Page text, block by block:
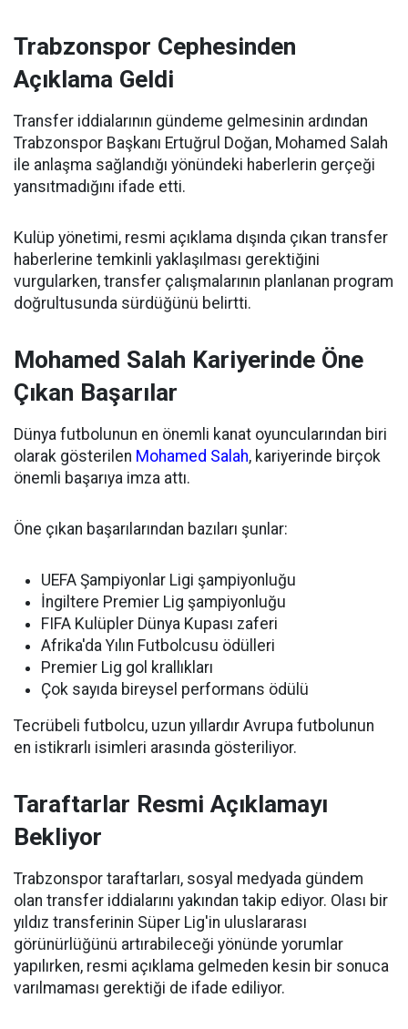
Trabzonspor Cephesinden
Açıklama Geldi
Transfer iddialarının gündeme gelmesinin ardından
Trabzonspor Başkanı Ertuğrul Doğan, Mohamed Salah
ile anlaşma sağlandığı yönündeki haberlerin gerçeği
yansıtmadığını ifade etti.
Kulüp yönetimi, resmi açıklama dışında çıkan transfer
haberlerine temkinli yaklaşılması gerektiğini
vurgularken, transfer çalışmalarının planlanan program
doğrultusunda sürdüğünü belirtti.
Mohamed Salah Kariyerinde Öne
Çıkan Başarılar
Dünya futbolunun en önemli kanat oyuncularından biri
olarak gösterilen Mohamed Salah, kariyerinde birçok
önemli başarıya imza attı.
Öne çıkan başarılarından bazıları şunlar:
UEFA Şampiyonlar Ligi şampiyonluğu
İngiltere Premier Lig şampiyonluğu
FIFA Kulüpler Dünya Kupası zaferi
Afrika'da Yılın Futbolcusu ödülleri
Premier Lig gol krallıkları
Çok sayıda bireysel performans ödülü
Tecrübeli futbolcu, uzun yıllardır Avrupa futbolunun
en istikrarlı isimleri arasında gösteriliyor.
Taraftarlar Resmi Açıklamayı
Bekliyor
Trabzonspor taraftarları, sosyal medyada gündem
olan transfer iddialarını yakından takip ediyor. Olası bir
yıldız transferinin Süper Lig'in uluslararası
görünürlüğünü artırabileceği yönünde yorumlar
yapılırken, resmi açıklama gelmeden kesin bir sonuca
varılmaması gerektiği de ifade ediliyor.